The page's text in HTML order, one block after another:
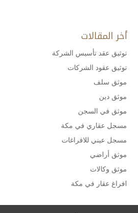
أخر المقالات
توثيق عقد تأسيس الشركة
توثيق عقود الشركات
موثق سلف
موثق دين
موثق في السجن
مسجل عقاري في مكة
مسجل عيني للافراغات
موثق أراضي
موثق وكالات
افراغ عقار في مكة